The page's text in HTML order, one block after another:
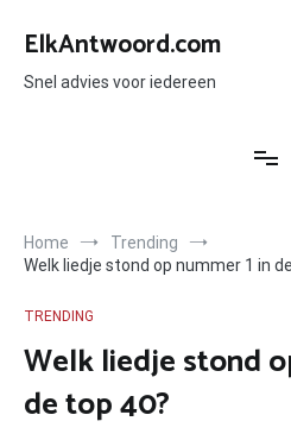
naar
inhoud
ElkAntwoord.com
Snel advies voor iedereen
Home
Trending
Welk liedje stond op nummer 1 in
TRENDING
Welk liedje stond
de top 40?